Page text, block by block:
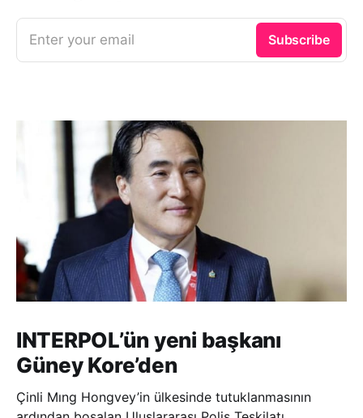
Enter your email Subscribe
INTERPOL’ün yeni başkanı
Güney Kore’den
Çinli Mıng Hongvey’in ülkesinde tutuklanmasının